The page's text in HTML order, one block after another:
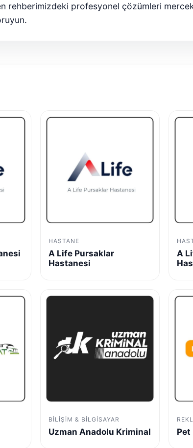
rehberimizdeki profesyonel çözümleri
HASTANE
A Life Pursaklar
Hastanesi
A
BILIŞIM & BILGISAYAR
Uzman Anadolu Kriminal Pet